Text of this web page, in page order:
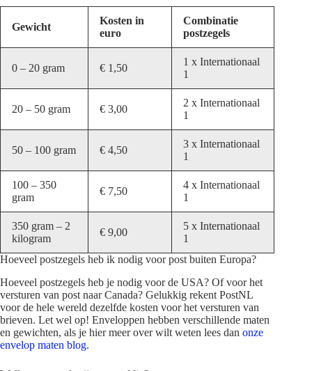
Gewicht
Kosten in
euro
Combinatie
postzegels
0 – 20 gram € 1,50
1 x Internationaal
1
20 – 50 gram € 3,00
2 x Internationaal
1
50 – 100 gram € 4,50
3 x Internationaal
1
100 – 350
gram
€ 7,50
4 x Internationaal
1
350 gram – 2
kilogram
€ 9,00
5 x Internationaal
1
Hoeveel postzegels heb ik nodig voor post buiten Europa?
Hoeveel postzegels heb je nodig voor de USA? Of voor het
versturen van post naar Canada? Gelukkig rekent PostNL
voor de hele wereld dezelfde kosten voor het versturen van
brieven. Let wel op! Enveloppen hebben verschillende maten
en gewichten, als je hier meer over wilt weten lees dan onze
envelop maten blog.